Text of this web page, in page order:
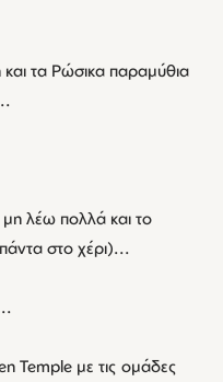
τα Ρώσικα παραμύθια
λέω πολλά και το
στο χέρι)...
Temple με τις ομάδες